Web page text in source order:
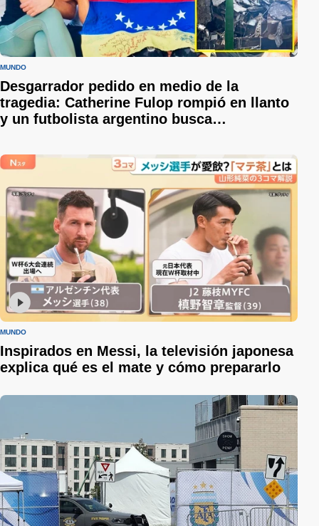
MUNDO
Desgarrador pedido en medio de la
tragedia: Catherine Fulop rompió en llanto
y un futbolista argentino busca
Venezuela
MUNDO
Inspirados en Messi, la televisión japonesa
explica qué es el mate y cómo prepararlo